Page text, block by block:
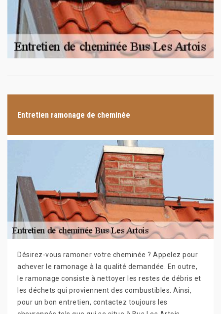
Entretien ramonage de cheminée
Désirez-vous ramoner votre cheminée ? Appelez pour
achever le ramonage à la qualité demandée. En outre,
le ramonage consiste à nettoyer les restes de débris et
les déchets qui proviennent des combustibles. Ainsi,
pour un bon entretien, contactez toujours les